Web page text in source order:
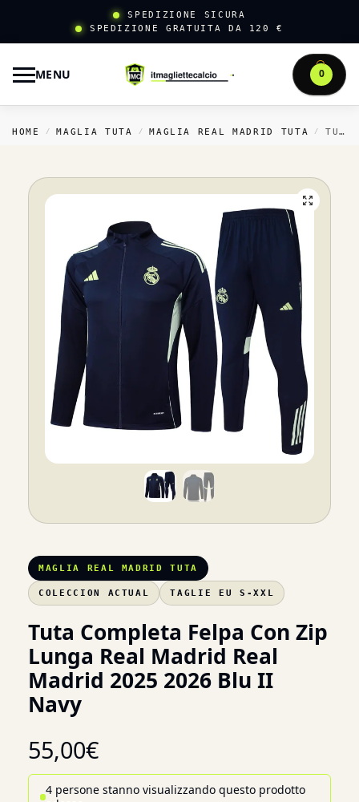
SPEDIZIONE SICURA
SPEDIZIONE GRATUITA DA 120 €
MENU 0
HOME / MAGLIA TUTA / MAGLIA REAL MADRID TUTA / TUTA COMPLETA FELPA CON ZIP LUNGA REAL MADRID REAL MADRID 2025 2026 BLU II NAVY
MAGLIA REAL MADRID TUTA
COLECCION ACTUAL TAGLIE EU S-XXL
Tuta Completa Felpa Con Zip
Lunga Real Madrid Real
Madrid 2025 2026 Blu II
Navy
55,00€
4 persone stanno visualizzando questo prodotto